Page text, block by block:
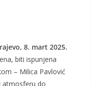
8. mart 2025.
biti ispunjena
– Milica Pavlović
atmosferu do